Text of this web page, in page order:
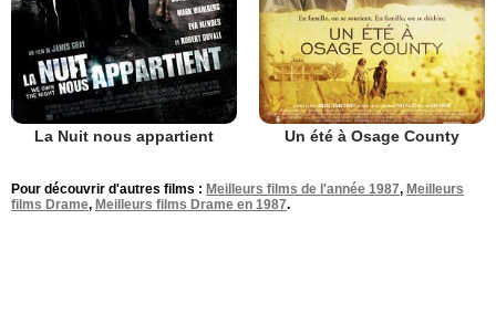
La Nuit nous appartient Un été à Osage County
Pour découvrir d'autres films : Meilleurs films de l'année 1987, Meilleurs
films Drame, Meilleurs films Drame en 1987.